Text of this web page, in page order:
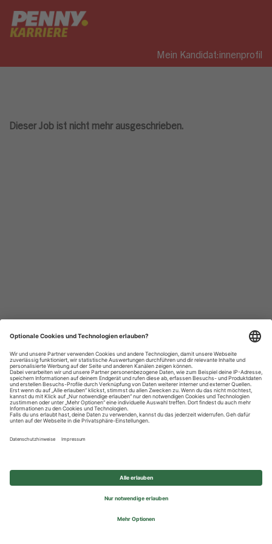
Mein Kandidat:innenprofil
Dieser Job ist nicht mehr ausgeschrieben.
Datenschutzhinweise
Impressum
Privatsphäre-Einstellungen
© 2026 REWE Group - All rights reserved